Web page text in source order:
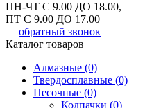
ПН-ЧТ С 9.00 ДО 18.00,
ПТ С 9.00 ДО 17.00
обратный звонок
Каталог товаров
Алмазные (0)
Твердосплавные (0)
Песочные (0)
Колпачки (0)